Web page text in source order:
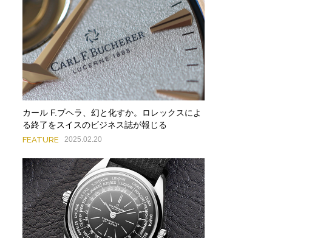
カール F.ブヘラ、幻と化すか。ロレックスによ
る終了をスイスのビジネス誌が報じる
FEATURE 2025.02.20